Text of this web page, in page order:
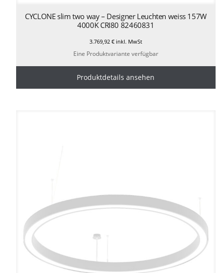
CYCLONE slim two way – Designer Leuchten weiss 157W
4000K CRI80 82460831
3.769,92 €inkl. MwSt
Eine Produktvariante verfügbar
Produktdetails ansehen